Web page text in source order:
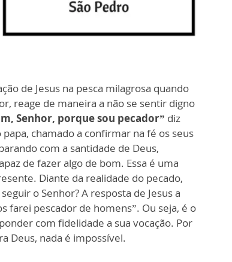
de Jesus na pesca milagrosa quando
reage de maneira a não se sentir digno
Senhor, porque sou pecador” diz
chamado a confirmar na fé os seus
com a santidade de Deus,
de fazer algo de bom. Essa é uma
Diante da realidade do pecado,
o Senhor? A resposta de Jesus a
farei pescador de homens”. Ou seja, é o
com fidelidade a sua vocação. Por
Deus, nada é impossível.